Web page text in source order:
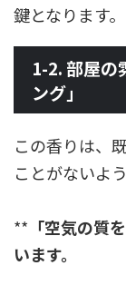
鍵となります。
1-2. 部屋の
ング」
この香りは、
ことがないよう
** 「空気の質
います。